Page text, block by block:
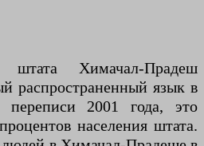
Химачал-Прадеш
распространенный язык в
2001 года, это
населения штата.